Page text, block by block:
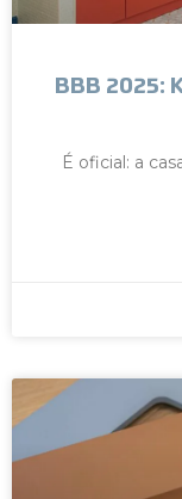
BBB 2025:
É oficial: a